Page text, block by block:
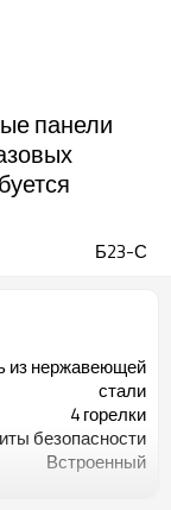
панели
Б23-С
из нержавеющей
стали
4 горелки
безопасности
Встроенный
ток (110～130